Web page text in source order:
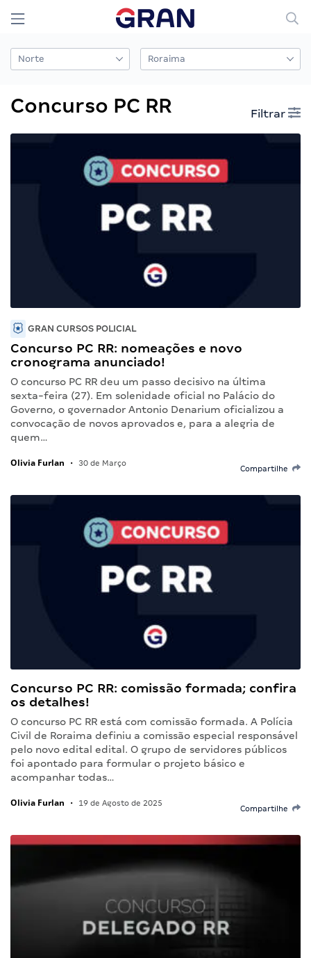
Concurso PC RR Filtrar
GRAN CURSOS POLICIAL
Concurso PC RR: nomeações e novo
cronograma anunciado!
O concurso PC RR deu um passo decisivo na última
sexta-feira (27). Em solenidade oficial no Palácio do
Governo, o governador Antonio Denarium oficializou a
convocação de novos aprovados e, para a alegria de
quem…
Olivia Furlan • 30 de Março
Compartilhe
Concurso PC RR: comissão formada; confira
os detalhes!
O concurso PC RR está com comissão formada. A Polícia
Civil de Roraima definiu a comissão especial responsável
pelo novo edital edital. O grupo de servidores públicos
foi apontado para formular o projeto básico e
acompanhar todas…
Olivia Furlan • 19 de Agosto de 2025
Compartilhe